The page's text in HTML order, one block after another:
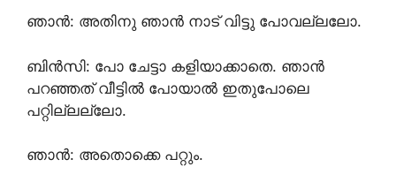
ഞാൻ: അതിനു ഞാൻ നാട് വിട്ടു പോവല്ലലോ.
ബിൻസി: പോ ചേട്ടാ കളിയാക്കാതെ. ഞാൻ
പറഞ്ഞത് വീട്ടിൽ പോയാൽ ഇതുപോലെ
പറ്റില്ലല്ലോ.
ഞാൻ: അതൊക്കെ പറ്റും.